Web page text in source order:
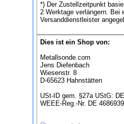
*) Der Zustellzeitpunkt
2 Werktage verlängern. Bei
Versanddienstleister
Dies ist ein Shop von:
Metallsonde.com
Jens Diefenbach
Wiesenstr. 8
D-65623 Hahnstätten
USt-ID gem. §27a UStG:
WEEE-Reg.-Nr. DE